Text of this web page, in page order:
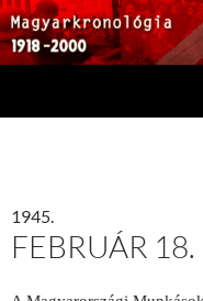
1945.
FEBRUÁR 18.